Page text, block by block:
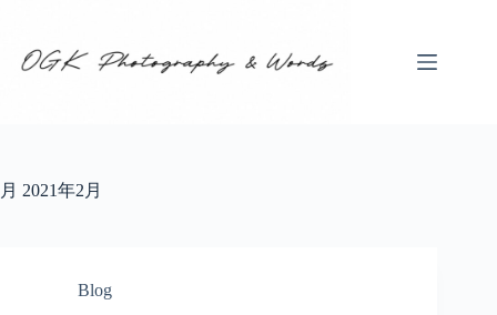
ッ
月 2021年2月
Blog